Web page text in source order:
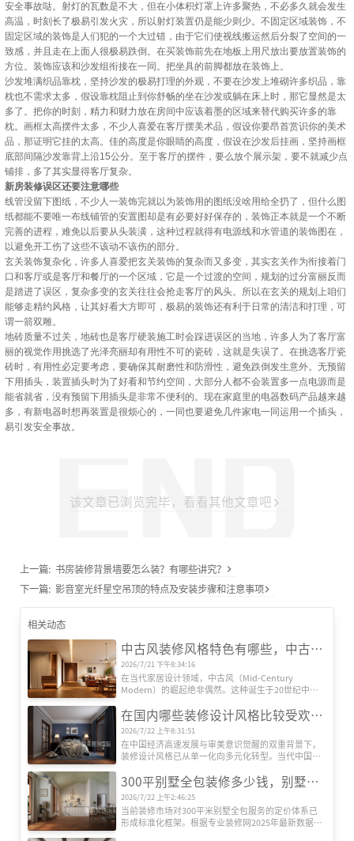
安全事故哒。射灯的瓦数是不大，但在小体积灯罩上许多聚热，不必多久就会发生
高温，时刻长了极易引发火灾，所以射灯装置仍是能少则少。不固定区域装饰，不
固定区域的装饰是人们犯的一个大过错，由于它们使视线搬运然后分裂了空间的一
致感，并且走在上面人很极易跌倒。在买装饰前先在地板上用尺放出要放置装饰的
方位。装饰应该和沙发组衔接在一同。把坐具的前脚都放在装饰上。
沙发堆满织品靠枕，坚持沙发的极易打理的外观，不要在沙发上堆砌许多织品，靠
枕也不需求太多，假设靠枕阻止到你舒畅的坐在沙发或躺在床上时，那它显然是太
多了。把你的时刻，精力和财力放在房间中应该着墨的区域来替代购买许多的靠
枕。画框太高摆件太多，不少人喜爱在客厅摆美术品，假设你要昂首赏识你的美术
品，那证明它挂的太高。佳的高度是你眼睛的高度，假设在沙发后挂画，坚持画框
底部间隔沙发靠背上沿15公分。至于客厅的摆件，要么放个展示架，要不就减少点
铺排，多了其实显得客厅复杂。
新房装修误区还要注意哪些
线管没留下图纸，不少人一装饰完就以为装饰用的图纸没啥用给全扔了，但什么图
纸都能不要唯一布线铺管的安置图却是有必要好好保存的，装饰正本就是一个不断
完善的进程，难免以后要从头装潢，这种过程就得有电源线和水管道的装饰图在，
以避免开工伤了这些不该动不该伤的部分。
玄关装饰复杂化，许多人喜爱把玄关装饰的复杂而又多变，其实玄关作为衔接着门
口和客厅或是客厅和餐厅的一个区域，它是一个过渡的空间，规划的过分富丽反而
是踏进了误区，复杂多变的玄关往往会抢走客厅的风头。所以在玄关的规划上咱们
能够走精约风格，让其好看大方即可，极易的装饰还有利于日常的清洁和打理，可
谓一箭双雕。
地砖质量不过关，地砖也是客厅硬装施工时会踩进误区的当地，许多人为了客厅富
丽的视觉作用挑选了光泽亮丽却有用性不可的瓷砖，这就是失误了。在挑选客厅瓷
砖时，有用性必定要考虑，要确保其耐磨性和防滑性，避免跌倒发生意外。无预留
下用插头，装置插头时为了好看和节约空间，大部分人都不会装置多一点电源而是
能省就省，没有预留下用插头是非常不便利的。现在家庭里的电器数码产品越来越
多，有新电器时想再装置是很烦心的，一同也要避免几件家电一同运用一个插头，
易引发安全事故。
该文章已浏览完毕，看看其他文章吧
上一篇: 书房装修背景墙要怎么装？有哪些讲究？
下一篇: 影音室光纤星空吊顶的特点及安装步骤和注意事项
相关动态
中古风装修风格特色有哪些，中古风装修设计效果图
2026/7/21 下午8:34:16
在当代家居设计领域，中古风（Mid-Century
Modern）的崛起绝非偶然。这种诞生于20世纪中叶
全球范围内引发新一轮审美革命。其独特魅力源于对
功能主义的极致追求、对复古情怀的现代转译，以及
对人文精神的深度诠释，形成了一套完整的美学体
系。
在国内哪些装修设计风格比较受欢迎？
2026/7/22 上午8:31:51
在中国经济高速发展与审美意识觉醒的双重背景下，
装修设计风格已从单一化向多元化转型。当代中国家
能，转而追求空间美学、文化表达与生活方式的深度
契合。本文基于权威机构发布的市场数据及行业观
察，系统梳理当前国内六大主流装修设计风格及其核
心特征，揭示其流行背后的社会文化动因。
300平别墅全包装修多少钱，别墅全包装修公司推荐
2026/7/22 上午2:46:25
当前装修市场对300平米别墅全包服务的定价体系已
形成标准化框架。根据专业装修网2025年最新数据，